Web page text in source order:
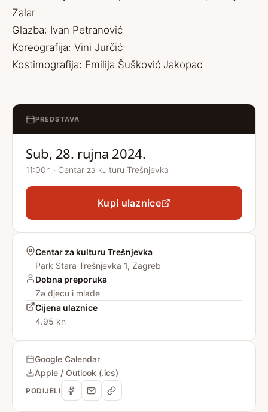
Zalar
Glazba: Ivan Petranović
Koreografija: Vini Jurčić
Kostimografija: Emilija Šušković Jakopac
PREDSTAVA
Sub, 28. rujna 2024.
11:00h · Centar za kulturu Trešnjevka
Kupi ulaznice
Centar za kulturu Trešnjevka
Park Stara Trešnjevka 1, Zagreb
Dobna preporuka
Za djecu i mlade
Cijena ulaznice
4.95 kn
Google Calendar
Apple / Outlook (.ics)
PODIJELI